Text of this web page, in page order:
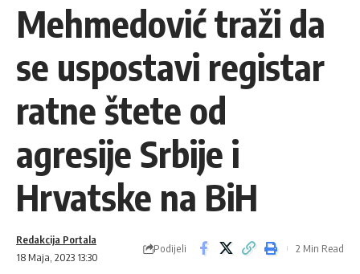
Mehmedović traži da
se uspostavi registar
ratne štete od
agresije Srbije i
Hrvatske na BiH
18 Maja, 2023 13:30
Redakcija Portala
Podijeli 2 Min Read